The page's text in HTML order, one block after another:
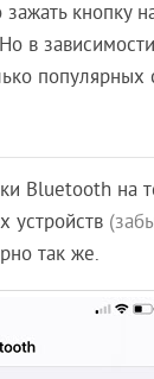
кнопку
в
популярных
Bluetooth на
устройств
так же.